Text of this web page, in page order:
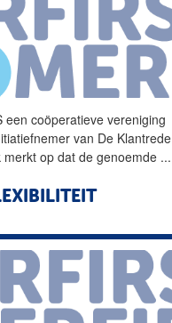
een coöperatieve vereniging
van De Klantrede
op dat de genoemde ...